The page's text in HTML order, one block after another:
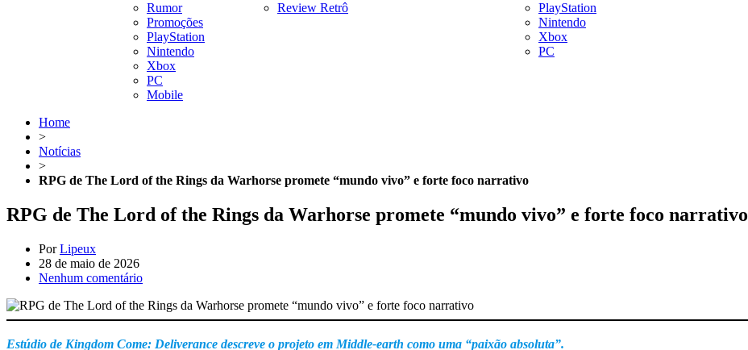
Rumor
Promoções
PlayStation
Nintendo
Xbox
PC
Mobile
Review Retrô
PlayStation
Nintendo
Xbox
PC
Home
>
Notícias
>
RPG de The Lord of the Rings da Warhorse promete “mundo vivo” e forte foco narrativo
RPG de The Lord of the Rings da Warhorse promete “mundo vivo” e forte foco narrativo
PorLipeux
28 de maio de 2026
Nenhum comentário
Estúdio de Kingdom Come: Deliverance descreve o projeto em Middle-earth como uma “paixão absoluta”.